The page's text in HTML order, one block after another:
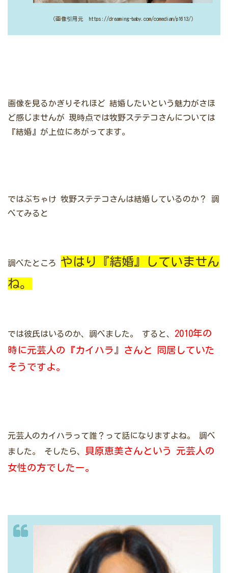
（画像引用元 https://dreaming-baby.com/comedian/p1613/）
画像を見るかぎりそれほど 結婚したいという魅力がさほ
ど感じませんが 現時点では牧野ステテコさんについては
『結婚』が上位にあがってます。
ではぶちゃけ 牧野ステテコさんは結婚しているのか？
調
べてみると
調べたところ
やはり『結婚』していません
ね。
では彼氏はいるのか、調べました。 すると、 2010年の
時に元芸人の『カイハラ』さんと
同居していた
そうですよ。
元芸人のカイハラって誰？って話になりますよね。
調べ
ました。
そしたら、 貝原恵美さんという
元芸人の
女性の方でしたー。